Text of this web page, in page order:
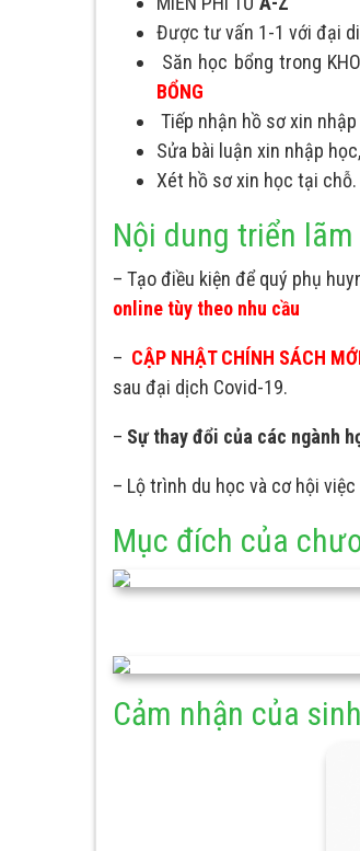
Được tư vấn 1-1 với đại
Săn học bổng trong
BỔNG
Tiếp nhận hồ sơ xin
Sửa bài luận xin nhập
Xét hồ sơ xin học tại chỗ.
Nội dung triển
– Tạo điều kiện để quý phụ
online tùy theo nhu cầu
– CẬP NHẬT CHÍNH SÁCH
sau đại dịch Covid-19.
– Sự thay đổi của các ngành
– Lộ trình du học và cơ hội
Mục đích của
Cảm nhận của